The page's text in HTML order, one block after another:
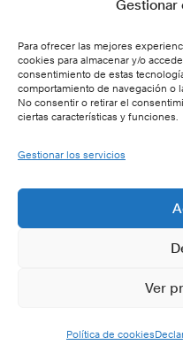
Gestionar
Para ofrecer las mejores
cookies para almacenar y/o
consentimiento de estas
comportamiento de navegación o
No consentir o retirar el
ciertas características y funciones.
Gestionar los servicios
Ver
Política de cookies
Contáctenos
Subscríbase
Desincribirse
Síganos
Facebook (Cegos España)